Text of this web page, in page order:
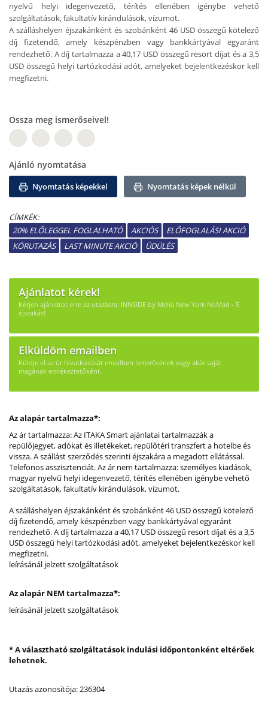
nyelvű helyi idegenvezető, térítés ellenében igénybe vehető
szolgáltatások, fakultatív kirándulások, vízumot.
A szálláshelyen éjszakánként és szobánként 46 USD összegű kötelező
díj fizetendő, amely készpénzben vagy bankkártyával egyaránt
rendezhető. A díj tartalmazza a 40,17 USD összegű resort díjat és a 3,5
USD összegű helyi tartózkodási adót, amelyeket bejelentkezéskor kell
megfizetni.
Ossza meg ismerőseivel!
Ajánló nyomtatása
Nyomtatás képekkel Nyomtatás képek nélkül
CÍMKÉK:
20% ELŐLEGGEL FOGLALHATÓ
AKCIÓS
ELŐFOGLALÁSI AKCIÓ
KÖRUTAZÁS
LAST MINUTE AKCIÓ ÜDÜLÉS
Ajánlatot kérek!
Kérjen ajánlatot erre az utazásra: INNSiDE by Melia New York NoMad - 5
éjszakás!
Elküldöm emailben
Küldje el az út hivatkozását emailben ismerősének vagy akár saját
magának emlékeztetőként.
Az alapár tartalmazza*:
Az ár tartalmazza: Az ITAKA Smart ajánlatai tartalmazzák a
repülőjegyet, adókat és illetékeket, repülőtéri transzfert a hotelbe és
vissza. A szállást szerződés szerinti éjszakára a megadott ellátással.
Telefonos asszisztenciát. Az ár nem tartalmazza: személyes kiadások,
magyar nyelvű helyi idegenvezető, térítés ellenében igénybe vehető
szolgáltatások, fakultatív kirándulások, vízumot.
A szálláshelyen éjszakánként és szobánként 46 USD összegű kötelező
díj fizetendő, amely készpénzben vagy bankkártyával egyaránt
rendezhető. A díj tartalmazza a 40,17 USD összegű resort díjat és a 3,5
USD összegű helyi tartózkodási adót, amelyeket bejelentkezéskor kell
megfizetni.
leírásánál jelzett szolgáltatások
Az alapár NEM tartalmazza*:
leírásánál jelzett szolgáltatások
* A választható szolgáltatások indulási időpontonként eltérőek
lehetnek.
Utazás azonosítója: 236304